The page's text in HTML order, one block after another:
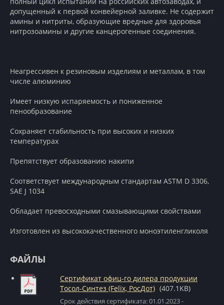
допущенный к первой конвейерной заливке. Не содержит
амины и нитриты, образующие вредные для здоровья
нитрозоамины и другие канцерогенные соединения.
Неагрессивен к резиновым изделиям и металлам, в том
числе алюминию
Имеет низкую испаряемость и пониженное
пенообразование
Сохраняет стабильность при высоких и низких
температурах
Препятствует образованию накипи
Соответствует международным стандартам ASTM D 3306,
SAE J 1034
Обладает превосходными смазывающими свойствами
Изготовлен из высококачественного моноэтиленгликоля
ФАЙЛЫ
Сертификат офиц-го дилера продукции
Тосол-Синтез (Felix, РосДот) (407.1KB)
Срок действия сертификата: 01.01.2023 -